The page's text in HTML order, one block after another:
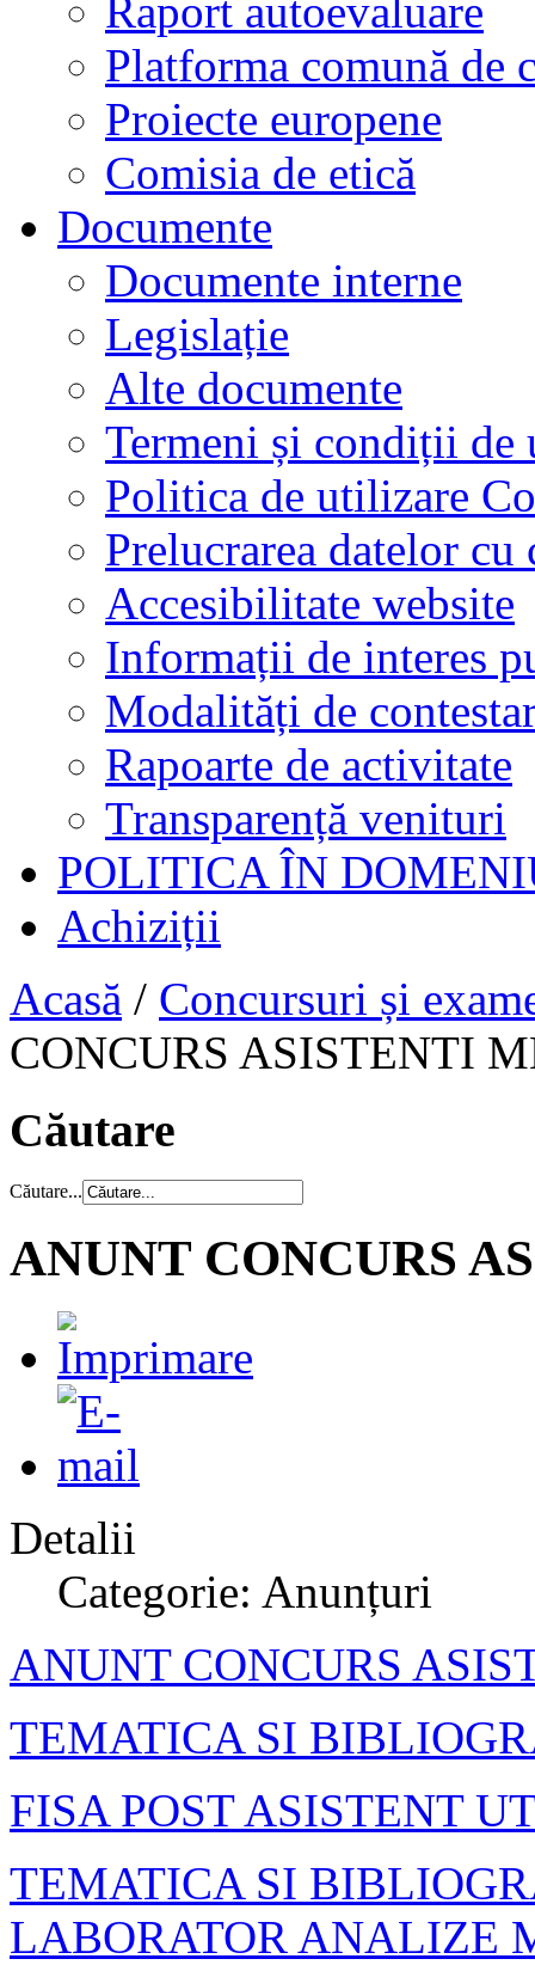
Raport autoevaluare
Platforma comună de
Proiecte europene
Comisia de etică
Documente
Documente interne
Legislație
Alte documente
Termeni și condiții de
Politica de utilizare
Prelucrarea datelor cu
Accesibilitate website
Informații de interes
Modalități de
Rapoarte de activitate
Transparență venituri
POLITICA ÎN
Achiziții
Acasă / Concursuri și
CONCURS ASISTENTI
Căutare
Căutare...
ANUNT CONCURS
Detalii
Categorie: Anunțuri
ANUNT CONCURS
TEMATICA SI
FISA POST ASISTENT
TEMATICA SI
LABORATOR ANALIZE